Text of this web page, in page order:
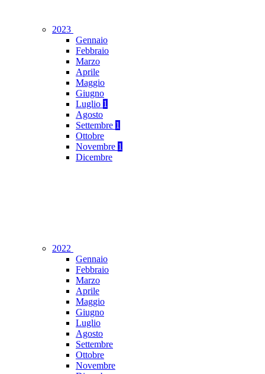
2023
Gennaio
Febbraio
Marzo
Aprile
Maggio
Giugno
Luglio 1
Agosto
Settembre 1
Ottobre
Novembre 1
Dicembre
2022
Gennaio
Febbraio
Marzo
Aprile
Maggio
Giugno
Luglio
Agosto
Settembre
Ottobre
Novembre